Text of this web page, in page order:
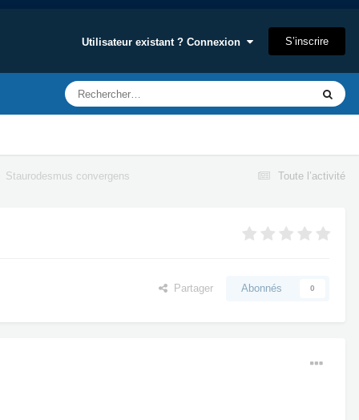
Utilisateur existant ? Connexion S’inscrire
Toute l’activité
Staurodesmus convergens
Partager Abonnés 0